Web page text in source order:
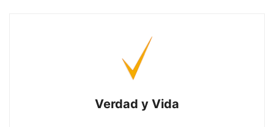
Verdad y Vida